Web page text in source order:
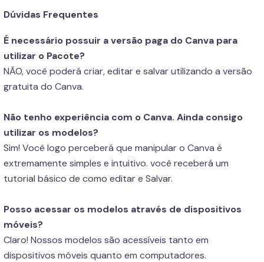
Dúvidas Frequentes
É necessário possuir a versão paga do Canva para
utilizar o Pacote?
NÃO, você poderá criar, editar e salvar utilizando a versão
gratuita do Canva.
Não tenho experiência com o Canva. Ainda consigo
utilizar os modelos?
Sim! Você logo perceberá que manipular o Canva é
extremamente simples e intuitivo. você receberá um
tutorial básico de como editar e Salvar.
Posso acessar os modelos através de dispositivos
móveis?
Claro! Nossos modelos são acessíveis tanto em
dispositivos móveis quanto em computadores.